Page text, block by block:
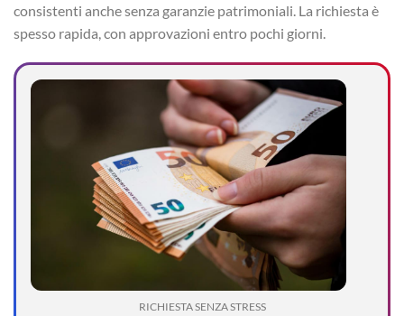
consistenti anche senza garanzie patrimoniali. La richiesta è
spesso rapida, con approvazioni entro pochi giorni.
RICHIESTA SENZA STRESS